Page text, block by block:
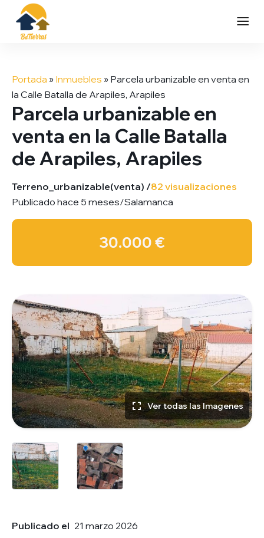
contenido
Portada » Inmuebles » Parcela urbanizable en venta en
la Calle Batalla de Arapiles, Arapiles
Parcela urbanizable en
venta en la Calle Batalla
de Arapiles, Arapiles
Terreno_urbanizable(venta) /82 visualizaciones
Publicado hace 5 meses/Salamanca
30.000 €
Ver todas las Imagenes
Publicado el 21 marzo 2026